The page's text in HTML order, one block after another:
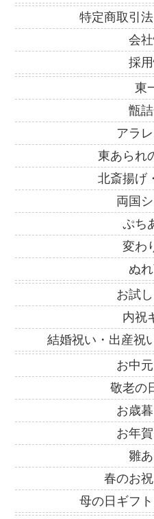
特定商取引
会
採
東
甑
アラ
東あられ
北斎揚げ
両国
ぷち
変わ
ぬ
お試
内祝
結婚祝い・出産祝
お中
敬老の
お歳
お年
雛
春のお
母の日ギフ